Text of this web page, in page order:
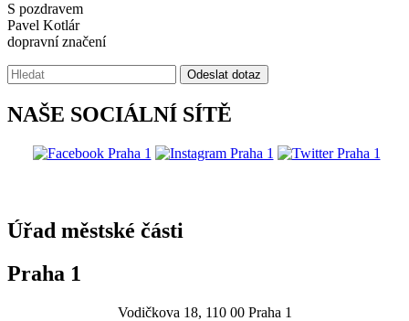
S pozdravem
Pavel Kotlár
dopravní značení
Vyhledávání:
Odeslat dotaz
NAŠE SOCIÁLNÍ SÍTĚ
Úřad městské části
Praha 1
Vodičkova 18, 110 00 Praha 1